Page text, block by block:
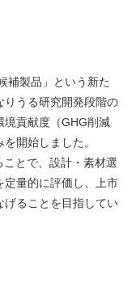
補製品」という新た
りうる研究開発段階の
境貢献度（GHG削減
開始しました。
とで、設計・素材選
定量的に評価し、上市
げることを目指してい